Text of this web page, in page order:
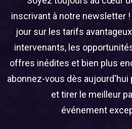
inscrivant à notre newsletter
jour sur les tarifs
intervenants, les
offres inédites et bien plus
abonnez-vous dès
et tirer le meilleur
événement